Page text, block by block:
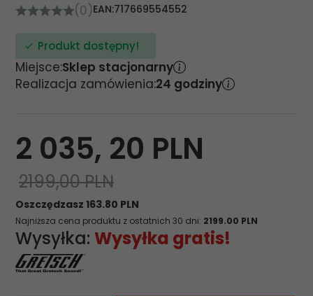
(0)EAN:717669554552
Produkt dostępny!
Miejsce:Sklep stacjonarny
Realizacja zamówienia:24 godziny
2 035, 20 PLN
2199,00 PLN
Oszczędzasz 163.80 PLN
Najniższa cena produktu z ostatnich 30 dni: 2199.00 PLN
Wysyłka: Wysyłka gratis!